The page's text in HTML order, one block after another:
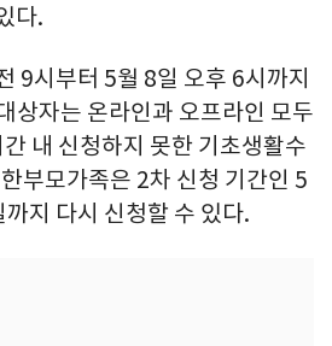
다.
9시부터 5월 8일 오후 6시까지
상자는 온라인과 오프라인 모두
내 신청하지 못한 기초생활수
부모가족은 2차 신청 기간인 5
지 다시 신청할 수 있다.